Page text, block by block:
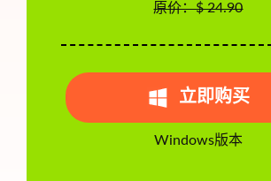
原价：$ 24.90
立即购买
Windows版本